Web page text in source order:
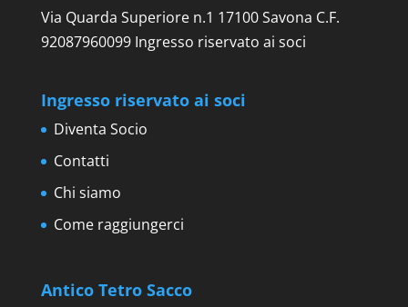
Via Quarda Superiore n.1 17100 Savona C.F.
92087960099 Ingresso riservato ai soci
Ingresso riservato ai soci
Diventa Socio
Contatti
Chi siamo
Come raggiungerci
Antico Tetro Sacco